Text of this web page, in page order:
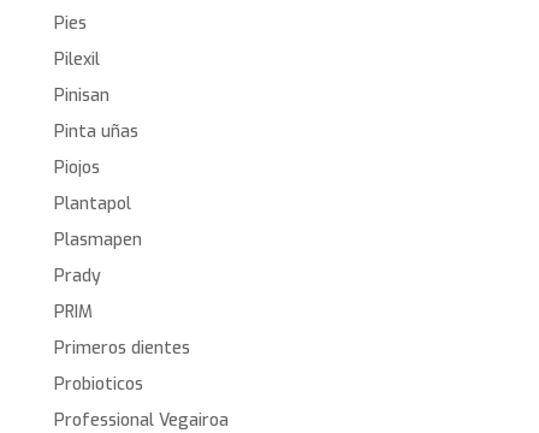
Pies
Pilexil
Pinisan
Pinta uñas
Piojos
Plantapol
Plasmapen
Prady
PRIM
Primeros dientes
Probioticos
Professional Vegairoa